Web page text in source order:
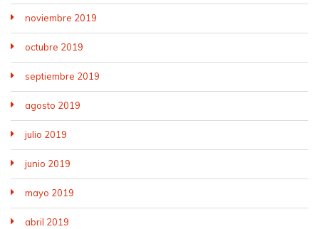
noviembre 2019
octubre 2019
septiembre 2019
agosto 2019
julio 2019
junio 2019
mayo 2019
abril 2019